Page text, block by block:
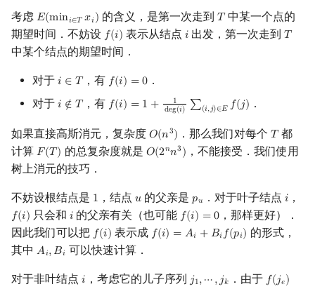
考虑 𝐸(min𝑖∈𝑇 𝑥𝑖)
E(mini∈Txi) 的含义，是第一次走到𝑇
T 中某一个点的
期望时间．不妨设 𝑓(𝑖)
f(i) 表示从结点 𝑖
i 出发，第一次走到𝑇
T
中某个结点的期望时间．
对于 𝑖 ∈ 𝑇
i ∈T ，有 𝑓(𝑖) = 0
f(i)= 0
．
对于 𝑖 ∉ 𝑇
i ∉T ，有 𝑓(𝑖) = 1 + 1
deg(𝑖) ∑(𝑖,𝑗)∈𝐸 𝑓(𝑗)
f(i)= 1+1deg (i)∑(i, j)∈E f(j) ．
如果直接高斯消元，复杂度 𝑂(𝑛3)
O(n3) ．那么我们对每个𝑇
T 都
计算 𝐹(𝑇 )
F(T) 的总复杂度就是 𝑂(2𝑛𝑛3)
O(2nn3) ，不能接受．我们使用
树上消元的技巧．
不妨设根结点是 1
1 ，结点 𝑢
u 的父亲是𝑝𝑢
pu ．对于叶子结点 𝑖
i ，
𝑓(𝑖)
f(i) 只会和 𝑖
i 的父亲有关（也可能 𝑓(𝑖) = 0
f(i)= 0
，那样更好）．
因此我们可以把 𝑓(𝑖)
f(i) 表示成 𝑓(𝑖) = 𝐴𝑖 + 𝐵𝑖𝑓(𝑝𝑖)
f(i)= Ai+Bi (p i)
的形式，
其中 𝐴𝑖,𝐵𝑖
Ai,Bi 可以快速计算．
对于非叶结点 𝑖
i ，考虑它的儿子序列 𝑗1,⋯,𝑗𝑘
j1,⋯, jk ．由于 𝑓(𝑗𝑒)
f(je)=